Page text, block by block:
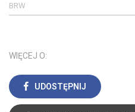
BRW
WIĘCEJ O:
UDOSTĘPNIJ